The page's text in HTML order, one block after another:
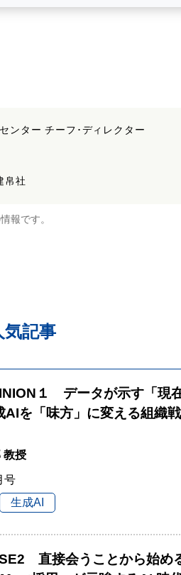
ンター チーフ･ディレクター
帛社
報です。
気記事
１ データが示す「現
を「味方」に変える組織
授
号
生成AI
直接会うことから始め